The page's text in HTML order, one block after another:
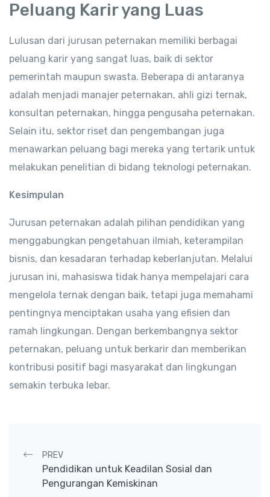
Peluang Karir yang Luas
Lulusan dari jurusan peternakan memiliki berbagai
peluang karir yang sangat luas, baik di sektor
pemerintah maupun swasta. Beberapa di antaranya
adalah menjadi manajer peternakan, ahli gizi ternak,
konsultan peternakan, hingga pengusaha peternakan.
Selain itu, sektor riset dan pengembangan juga
menawarkan peluang bagi mereka yang tertarik untuk
melakukan penelitian di bidang teknologi peternakan.
Kesimpulan
Jurusan peternakan adalah pilihan pendidikan yang
menggabungkan pengetahuan ilmiah, keterampilan
bisnis, dan kesadaran terhadap keberlanjutan. Melalui
jurusan ini, mahasiswa tidak hanya mempelajari cara
mengelola ternak dengan baik, tetapi juga memahami
pentingnya menciptakan usaha yang efisien dan
ramah lingkungan. Dengan berkembangnya sektor
peternakan, peluang untuk berkarir dan memberikan
kontribusi positif bagi masyarakat dan lingkungan
semakin terbuka lebar.
Post navigation
PREV
Pendidikan untuk Keadilan Sosial dan
Pengurangan Kemiskinan